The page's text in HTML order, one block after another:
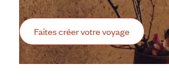
Faites créer votre voyage